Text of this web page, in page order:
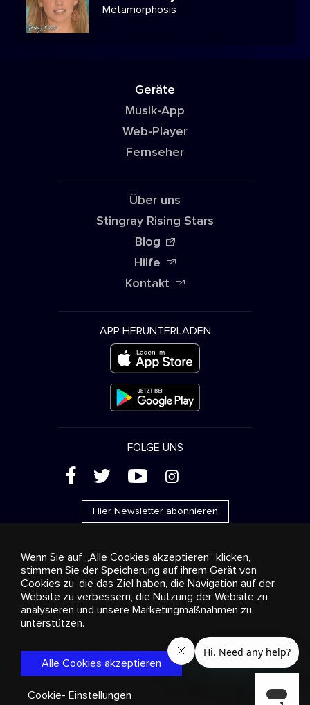
Metamorphosis
Geräte
Musik-App
Web-Player
Fernseher
Über uns
Stingray Rising Stars
Blog
Hilfe
Kontakt
APP HERUNTERLADEN
FOLGE UNS
( ' + &
Hier Newsletter abonnieren
Werbung Streaming und Vertrieb
Konsumgüter
Geschäftslösungen
Radio Über uns
Cookies
settings
© 2018-2025 Stingray Group Inc. Alle Rechte vorbehalten.
STINGRAY®, STINGRAY® MUSIC und alle weiteren Marken und
Logos sind eingetragene Markenzeichen der Stingray Group in
Kanada, den Vereinigten Staaten von Amerika und anderen
Bedingungen
Wenn Sie auf „Alle Cookies akzeptieren“ klicken,
stimmen Sie der Speicherung auf ihrem Gerät von
Cookies zu, die das Ziel haben, die Navigation auf der
Website zu verbessern, die Nutzung der Website zu
analysieren und unsere Marketingmaßnahmen zu
unterstützen.
Alle Cookies akzeptieren
Cookie- Einstellungen